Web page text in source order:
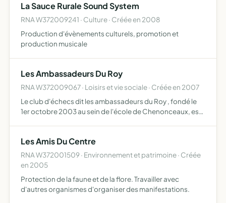
La Sauce Rurale Sound System
RNA W372009241 · Culture · Créée en 2008
Production d'évènements culturels, promotion et
production musicale
Les Ambassadeurs Du Roy
RNA W372009067 · Loisirs et vie sociale · Créée en 2007
Le club d'échecs dit les ambassadeurs du Roy , fondé le
1er octobre 2003 au sein de l'école de Chenonceaux, est,
Les Amis Du Centre
RNA W372001509 · Environnement et patrimoine · Créée
en 2005
Protection de la faune et de la flore. Travailler avec
d'autres organismes d'organiser des manifestations.